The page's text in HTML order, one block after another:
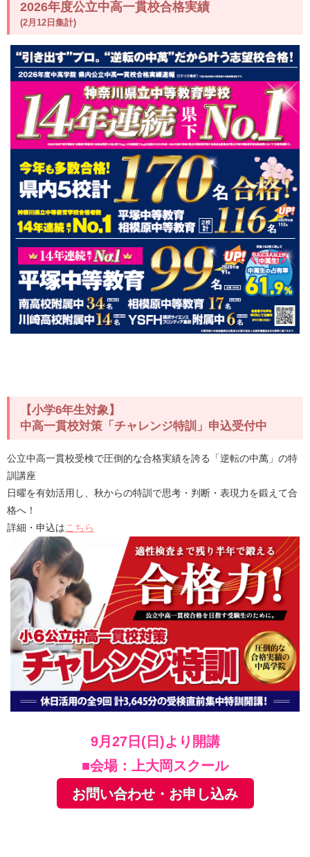
2026年度公立中高一貫校合格実績
(2月12日集計)
【小学6年生対象】
中高一貫校対策「チャレンジ特訓」申込受付中
公立中高一貫校受検で圧倒的な合格実績を誇る「逆転の中萬」の特
訓講座
日曜を有効活用し、秋からの特訓で思考・判断・表現力を鍛えて合
格へ！
詳細・申込はこちら
9月27日(日)より開講
■会場：上大岡スクール
お問い合わせ・お申し込み